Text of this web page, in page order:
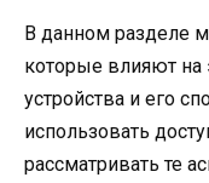
В данном разделе
которые влияют на
устройства и его
использовать
рассматривать те